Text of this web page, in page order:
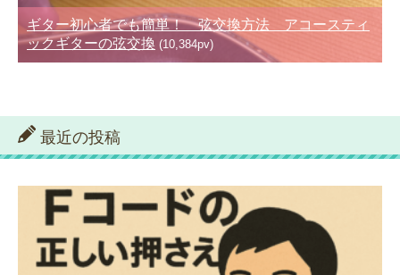
ギター初心者でも簡単！ 弦交換方法 アコースティ
ックギターの弦交換 (10,384pv)
最近の投稿